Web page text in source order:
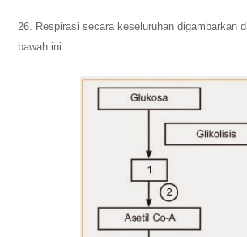
26. Respirasi secara keseluruhan digambarkan
bawah ini.